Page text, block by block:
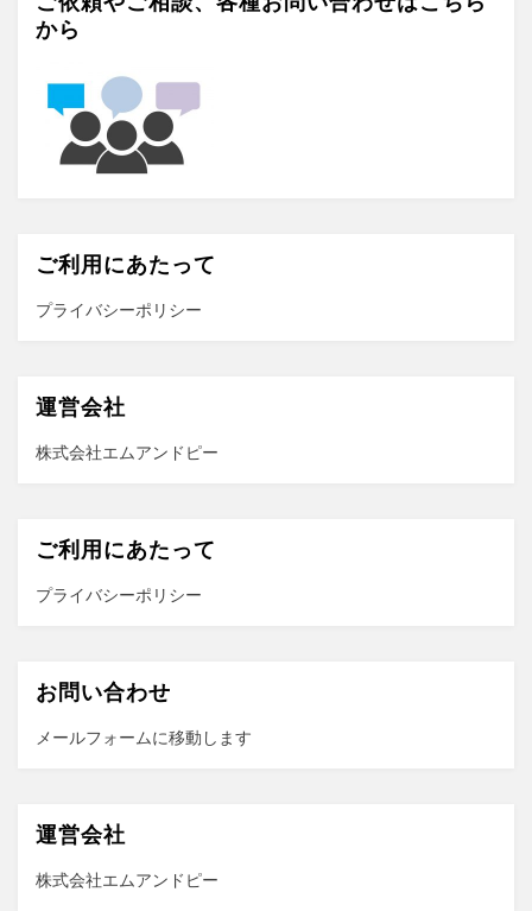
から
ご利用にあたって
プライバシーポリシー
運営会社
株式会社エムアンドピー
ご利用にあたって
プライバシーポリシー
お問い合わせ
メールフォームに移動します
運営会社
株式会社エムアンドピー